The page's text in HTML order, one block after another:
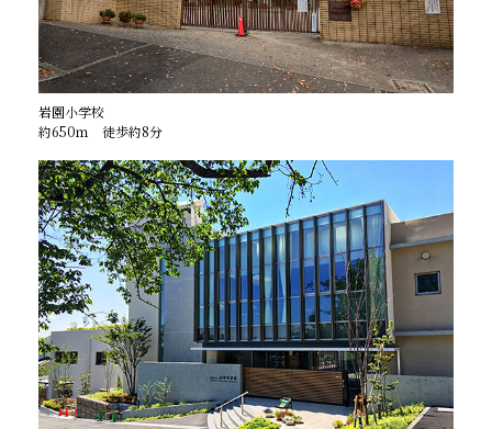
岩園小学校
約650ｍ 徒歩約8分